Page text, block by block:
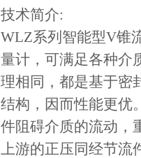
技术简介:
WLZ系列智能型V锥
量计，可满足各种介
理相同，都是基于密
结构，因而性能更优
件阻碍介质的流动，
上游的正压同经节流